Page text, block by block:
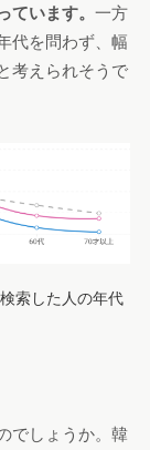
います。 一方
代を問わず、幅
考えられそうで
索した人の年代
でしょうか。韓